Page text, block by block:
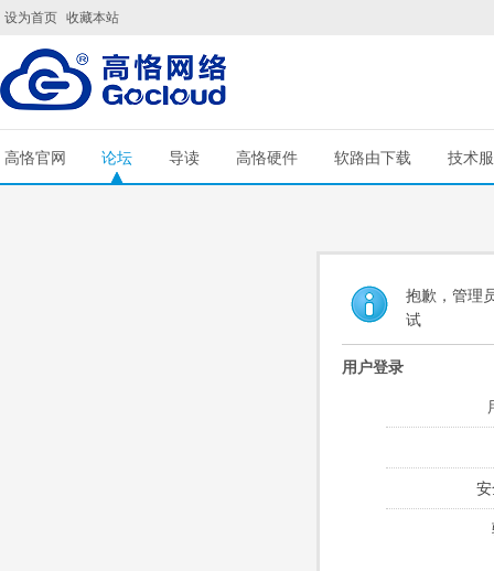
设为首页 收藏本站
高恪官网 论坛 导读 高恪硬件 软路由下载 技术
抱歉，管理
试
用户登录